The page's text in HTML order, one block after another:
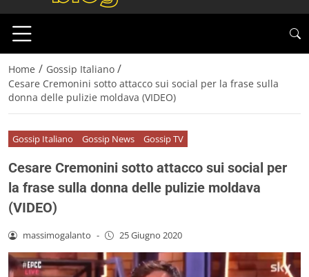
Home / Gossip Italiano /
Cesare Cremonini sotto attacco sui social per la frase sulla
donna delle pulizie moldava (VIDEO)
Gossip Italiano Gossip News Gossip TV
Cesare Cremonini sotto attacco sui social per
la frase sulla donna delle pulizie moldava
(VIDEO)
massimogalanto - 25 Giugno 2020